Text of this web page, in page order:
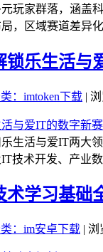
玩家群落，涵盖
，区域赛道差异
锁乐生活与
：imtoken下载 |
生活与爱IT两大
技术开发、产业
术学习基础
：im安卓下载 | 浏